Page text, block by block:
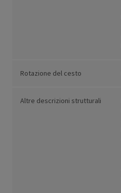
Rotazione del cesto
Altre descrizioni strutturali